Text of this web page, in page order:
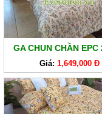
SẢN
PHẨM
KHÁC
GA CHUN CHẦN EPC
Giá: 1,649,000 Đ